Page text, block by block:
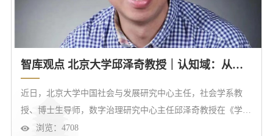
智库观点 北京大学邱泽奇教授｜认知域：从习以为常到人机互生
近日，北京大学中国社会与发展研究中心主任，社会学系教
授、博士生导师，数字治理研究中心主任邱泽奇教授在《学术
前沿》杂志2023年6月上发表了文章《认知域：从习以为常到
浏览： 4708